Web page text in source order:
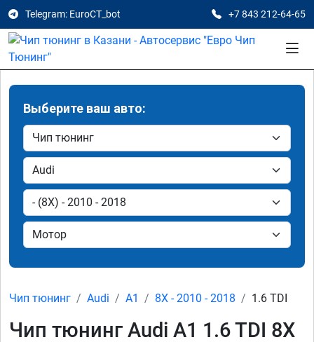
Telegram: EuroCT_bot +7 843 212-64-65
Выберите ваш авто:
Чип тюнинг Audi A1 8X - 2010 - 2018 1.6 TDI
Чип тюнинг Audi A1 1.6 TDI 8X